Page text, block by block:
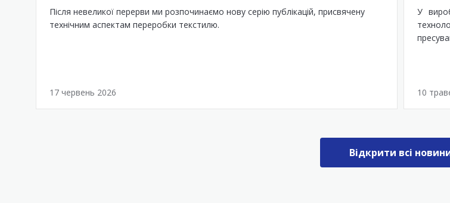
Після невеликої перерви ми розпочинаємо нову серію публікацій, присвячену
технічним аспектам переробки текстилю.
17 червень 2026
У
10
Відкрити всі